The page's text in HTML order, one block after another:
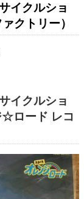
イクルショ
クトリー）
イクルショ
☆ロード レコ